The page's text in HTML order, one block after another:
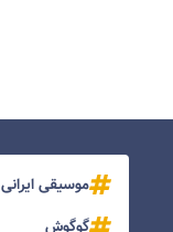
موسیقی ایرانی
گوگوش